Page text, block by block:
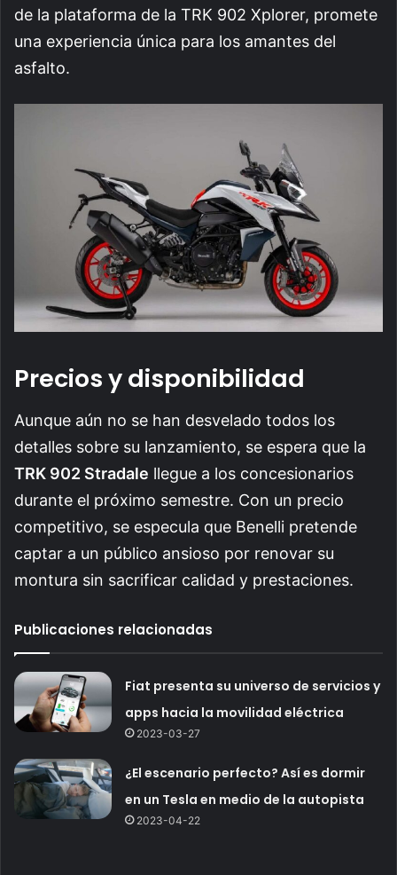
de la plataforma de la TRK 902 Xplorer, promete
una experiencia única para los amantes del
asfalto.
Precios y disponibilidad
Aunque aún no se han desvelado todos los
detalles sobre su lanzamiento, se espera que la
TRK 902 Stradale llegue a los concesionarios
durante el próximo semestre. Con un precio
competitivo, se especula que Benelli pretende
captar a un público ansioso por renovar su
montura sin sacrificar calidad y prestaciones.
Publicaciones relacionadas
Fiat presenta su universo de servicios y
apps hacia la movilidad eléctrica
2023-03-27
¿El escenario perfecto? Así es dormir
en un Tesla en medio de la autopista
2023-04-22